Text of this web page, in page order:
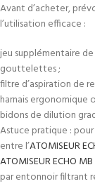
Avant d’acheter,
l’utilisation efficace :
jeu supplémentaire
gouttelettes ;
filtre d’aspiration de
harnais ergonomique
bidons de dilution
Astuce pratique :
entre l’ATOMISEUR
ATOMISEUR ECHO
par entonnoir filtrant